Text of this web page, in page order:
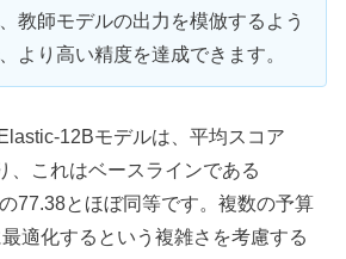
教師モデルの出力を模倣するよう
より高い精度を達成できます。
12Bモデルは、平均スコア
、これはベースラインである
77.38とほぼ同等です。複数の予算
適化するという複雑さを考慮する